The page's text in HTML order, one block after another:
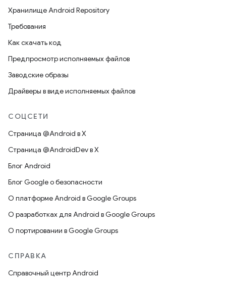
Хранилище Android Repository
Требования
Как скачать код
Предпросмотр исполняемых файлов
Заводские образы
Драйверы в виде исполняемых файлов
СОЦСЕТИ
Страница @Android в X
Страница @AndroidDev в X
Блог Android
Блог Google о безопасности
О платформе Android в Google Groups
О разработках для Android в Google Groups
О портировании в Google Groups
СПРАВКА
Справочный центр Android